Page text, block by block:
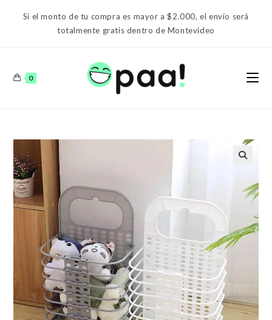
Si el monto de tu compra es mayor a $2.000, el envío será
totalmente gratis dentro de Montevideo
0